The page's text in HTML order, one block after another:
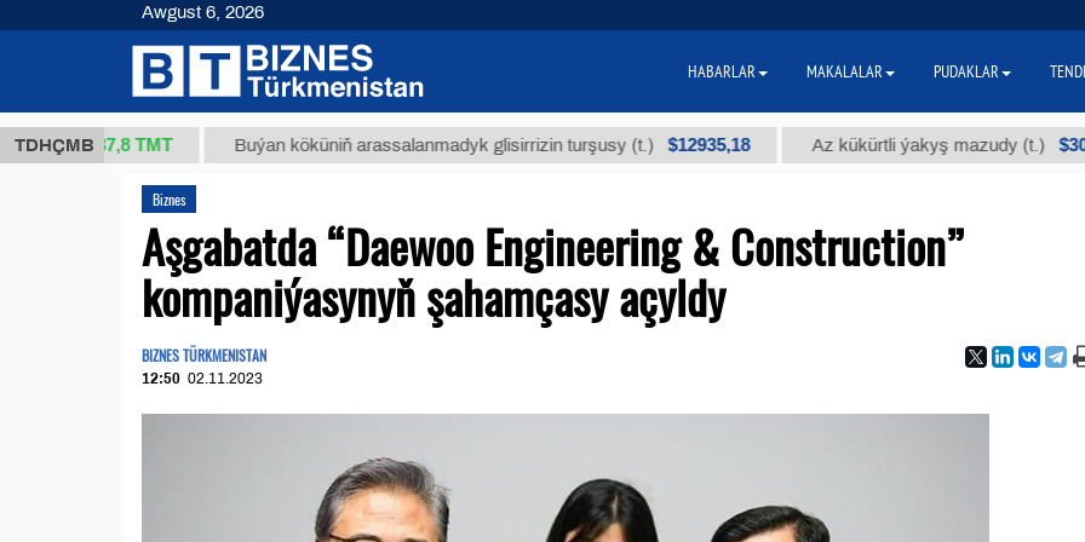
TDHÇMB
37,8 ТМТ Buýan köküniň arassalanmadyk glisirrizin turşusy (t.) $12935,18 Az kükürtli ýakyş mazudy (t.) $300
Biznes
Aşgabatda “Daewoo Engineering & Construction”
kompaniýasynyň şahamçasy açyldy
BIZNES TÜRKMENISTAN
12:50 02.11.2023
Awgust 6, 2026
HABARLAR MAKALALAR PUDAKLAR